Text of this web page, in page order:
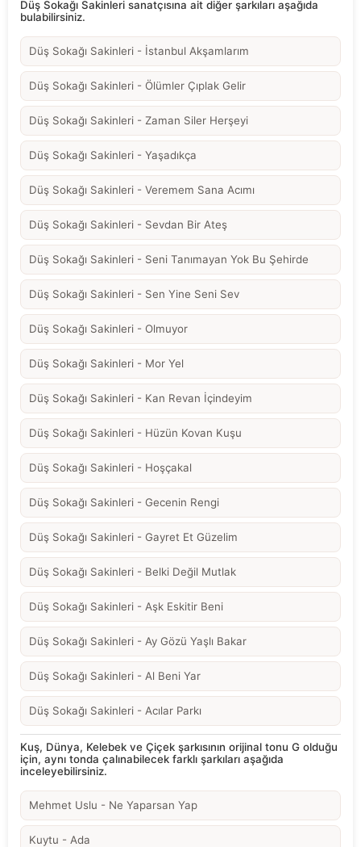
Düş Sokağı Sakinleri sanatçısına ait diğer şarkıları aşağıda
bulabilirsiniz.
Düş Sokağı Sakinleri - İstanbul Akşamlarım
Düş Sokağı Sakinleri - Ölümler Çıplak Gelir
Düş Sokağı Sakinleri - Zaman Siler Herşeyi
Düş Sokağı Sakinleri - Yaşadıkça
Düş Sokağı Sakinleri - Veremem Sana Acımı
Düş Sokağı Sakinleri - Sevdan Bir Ateş
Düş Sokağı Sakinleri - Seni Tanımayan Yok Bu Şehirde
Düş Sokağı Sakinleri - Sen Yine Seni Sev
Düş Sokağı Sakinleri - Olmuyor
Düş Sokağı Sakinleri - Mor Yel
Düş Sokağı Sakinleri - Kan Revan İçindeyim
Düş Sokağı Sakinleri - Hüzün Kovan Kuşu
Düş Sokağı Sakinleri - Hoşçakal
Düş Sokağı Sakinleri - Gecenin Rengi
Düş Sokağı Sakinleri - Gayret Et Güzelim
Düş Sokağı Sakinleri - Belki Değil Mutlak
Düş Sokağı Sakinleri - Aşk Eskitir Beni
Düş Sokağı Sakinleri - Ay Gözü Yaşlı Bakar
Düş Sokağı Sakinleri - Al Beni Yar
Düş Sokağı Sakinleri - Acılar Parkı
Kuş, Dünya, Kelebek ve Çiçek şarkısının orijinal tonu G olduğu
için, aynı tonda çalınabilecek farklı şarkıları aşağıda
inceleyebilirsiniz.
Mehmet Uslu - Ne Yaparsan Yap
Kuytu - Ada